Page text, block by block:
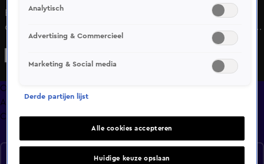
Een dagelijks praatprogramma met bekende en
onbekende gasten met de focus op de gebeurtenissen van
de dag, maar waar ook aandacht is voor
persoonlijke verhalen. De dagelijkse dosis informatie,
nieuws, verdieping en ontspanning in een programma.
Overzicht
Afleveringen
Clips
Analytisch
Advertising & Commercieel
Marketing & Social media
Derde partijen lijst
Alle cookies accepteren
Huidige keuze opslaan